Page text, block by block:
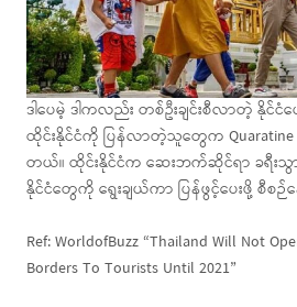
ဒါပေမဲ့ ဒါကလည်း တစ်ဦးချင်းစီလာတဲ့ နိုင်
ထိုင်းနိုင်ငံကို ပြန်လာတဲ့သူတွေက Quaratine
တယ်။ ထိုင်းနိုင်ငံက ဆေးဘက်ဆိုင်ရာ ခရီး
နိုင်ငံတွေကို ရွေးချယ်ကာ ပြန်ဖွင့်ပေးဖို့ စီစဉ်
Ref: WorldofBuzz “Thailand Will Not
Borders To Tourists Until 2021”